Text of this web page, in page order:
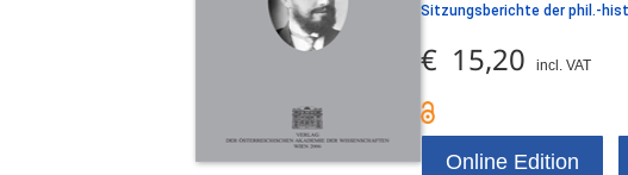
Sitzungsberichte der phil.-
€ 15,20 incl. VAT
Online Edition